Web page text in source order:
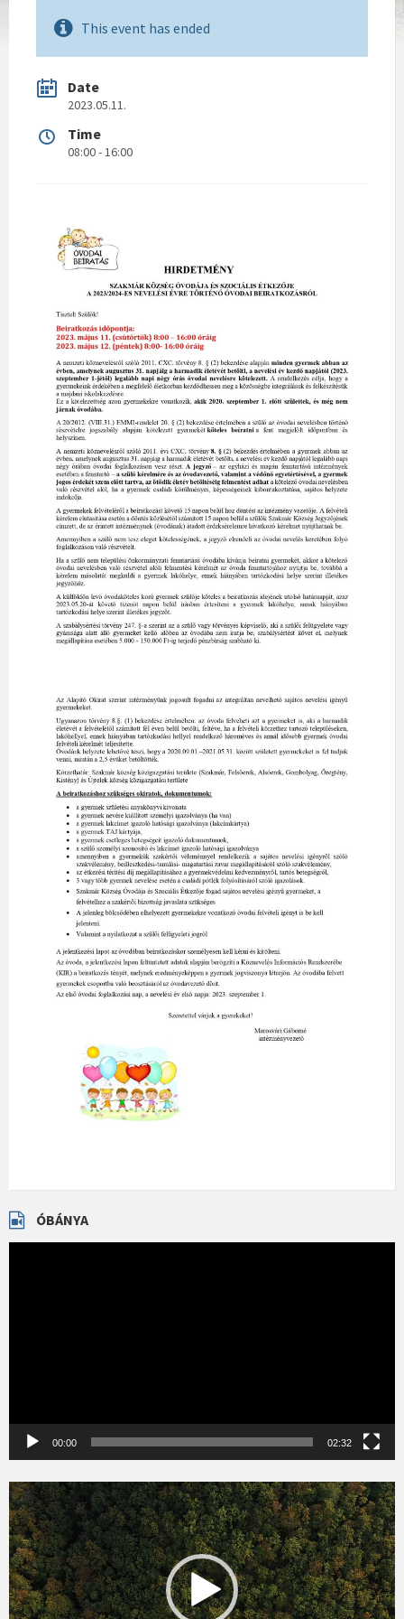
This event has ended
Date
2023.05.11.
Time
08:00 - 16:00
ÓBÁNYA
00:00 02:32
Videólejátszó